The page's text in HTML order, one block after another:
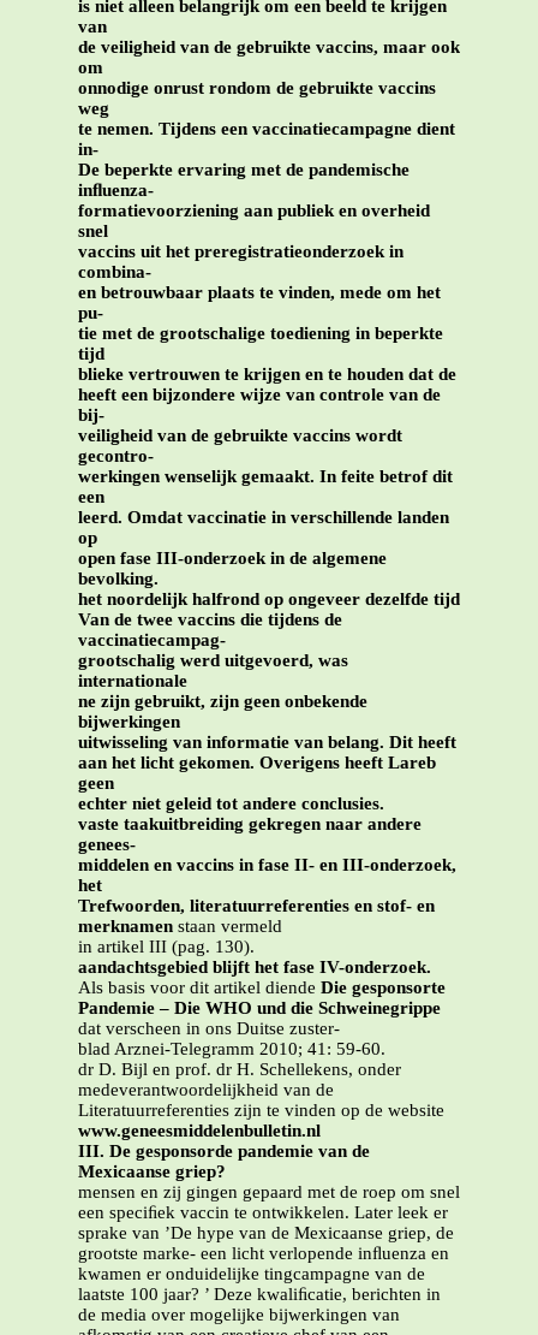
is niet alleen belangrijk om een beeld te krijgen
van
de veiligheid van de gebruikte vaccins, maar ook
om
onnodige onrust rondom de gebruikte vaccins
weg
te nemen. Tijdens een vaccinatiecampagne dient
in-
De beperkte ervaring met de pandemische
inﬂuenza-
formatievoorziening aan publiek en overheid
snel
vaccins uit het preregistratieonderzoek in
combina-
en betrouwbaar plaats te vinden, mede om het
pu-
tie met de grootschalige toediening in beperkte
tijd
blieke vertrouwen te krijgen en te houden dat de
heeft een bijzondere wijze van controle van de
bij-
veiligheid van de gebruikte vaccins wordt
gecontro-
werkingen wenselijk gemaakt. In feite betrof dit
een
leerd. Omdat vaccinatie in verschillende landen
op
open fase III-onderzoek in de algemene
bevolking.
het noordelijk halfrond op ongeveer dezelfde tijd
Van de twee vaccins die tijdens de
vaccinatiecampag-
grootschalig werd uitgevoerd, was
internationale
ne zijn gebruikt, zijn geen onbekende
bijwerkingen
uitwisseling van informatie van belang. Dit heeft
aan het licht gekomen. Overigens heeft Lareb
geen
echter niet geleid tot andere conclusies.
vaste taakuitbreiding gekregen naar andere
genees-
middelen en vaccins in fase II- en III-onderzoek,
het
Trefwoorden, literatuurreferenties en stof- en
merknamen staan vermeld
in artikel III (pag. 130).
aandachtsgebied blijft het fase IV-onderzoek.
Als basis voor dit artikel diende Die gesponsorte
Pandemie – Die WHO und die Schweinegrippe
dat verscheen in ons Duitse zuster-
blad Arznei-Telegramm 2010; 41: 59-60.
dr D. Bijl en prof. dr H. Schellekens, onder
medeverantwoordelijkheid van de
Literatuurreferenties zijn te vinden op de website
www.geneesmiddelenbulletin.nl
III. De gesponsorde pandemie van de
Mexicaanse griep?
mensen en zij gingen gepaard met de roep om snel
een speciﬁek vaccin te ontwikkelen. Later leek er
sprake van ’De hype van de Mexicaanse griep, de
grootste marke- een licht verlopende inﬂuenza en
kwamen er onduidelijke tingcampagne van de
laatste 100 jaar? ’ Deze kwaliﬁcatie, berichten in
de media over mogelijke bijwerkingen van